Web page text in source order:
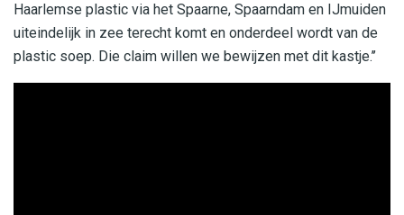
Haarlemse plastic via het Spaarne, Spaarndam en IJmuiden
uiteindelijk in zee terecht komt en onderdeel wordt van de
plastic soep. Die claim willen we bewijzen met dit kastje.’’